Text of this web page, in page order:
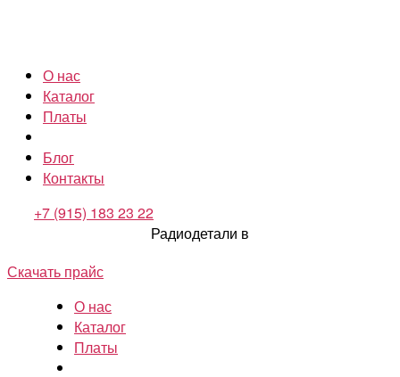
О нас
Каталог
Платы
Блог
Контакты
+7 (915) 183 23 22
Радиодетали в
Скачать прайс
О нас
Каталог
Платы